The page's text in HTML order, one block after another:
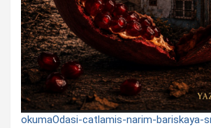
okumaOdasi-catlamis-narim-bariskaya-